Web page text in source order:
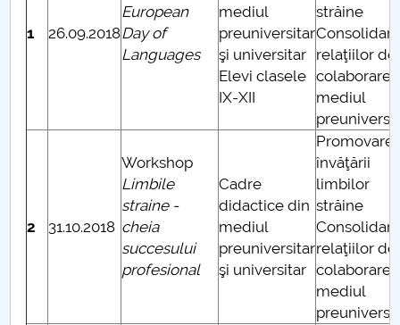
1 26.09.2018
European
Day of
Languages
mediul
preuniversitar
şi universitar
Elevi clasele
IX-XII
străine
relaţiilor de
colaborare
mediul
2 31.10.2018
Workshop
Limbile
straine -
cheia
succesului
profesional
Cadre
didactice din
mediul
preuniversitar
şi universitar
învăţării
limbilor
străine
relaţiilor de
colaborare
mediul